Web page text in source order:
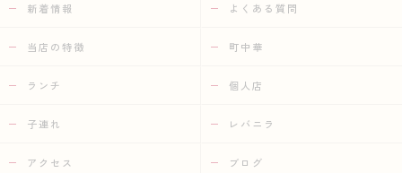
新着情報 よくある質問
当店の特徴 町中華
ランチ 個人店
子連れ レバニラ
アクセス ブログ